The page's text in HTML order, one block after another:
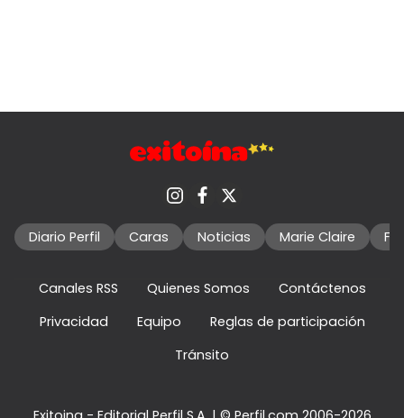
Diario Perfil Caras Noticias Marie Claire
Canales RSS Quienes Somos
Contáctenos
Privacidad
Equipo
Reglas de participación
Tránsito